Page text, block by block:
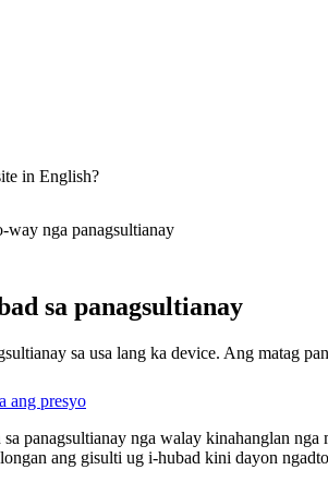
in English?
way nga panagsultianay
sa panagsultianay
sa usa lang ka device. Ang matag
ang presyo
panagsultianay nga walay kinahanglan
ang gisulti ug i-hubad kini dayon